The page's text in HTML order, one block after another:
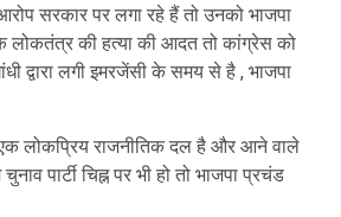
सरकार पर लगा रहे हैं तो उनको भाजपा
लोकतंत्र की हत्या की आदत तो कांग्रेस को
द्वारा लगी इमरजेंसी के समय से है , भाजपा
एक लोकप्रिय राजनीतिक दल है और आने वाले
पार्टी चिह्न पर भी हो तो भाजपा प्रचंड